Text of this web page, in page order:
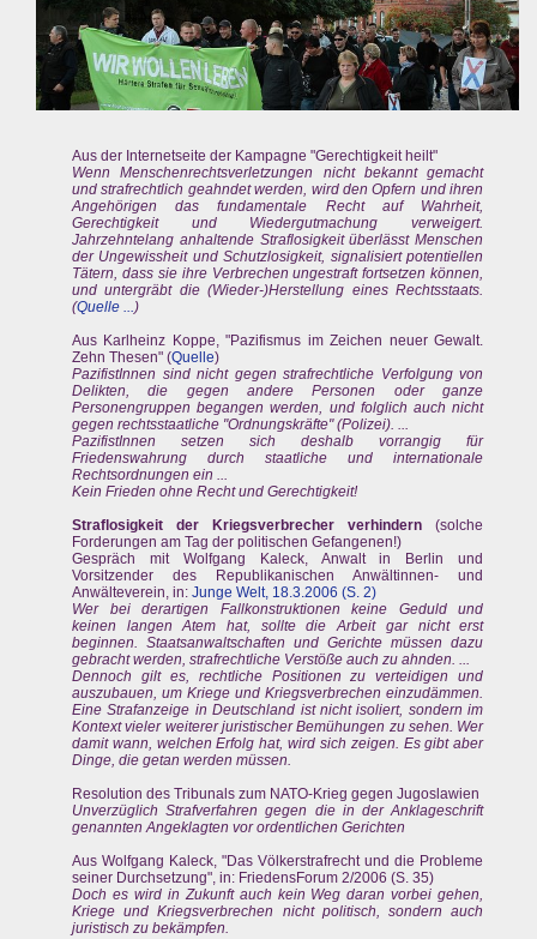
Aus der Internetseite der Kampagne "Gerechtigkeit heilt"
Wenn Menschenrechtsverletzungen nicht bekannt gemacht
und strafrechtlich geahndet werden, wird den Opfern und ihren
Angehörigen das fundamentale Recht auf Wahrheit,
Gerechtigkeit und Wiedergutmachung verweigert.
Jahrzehntelang anhaltende Straflosigkeit überlässt Menschen
der Ungewissheit und Schutzlosigkeit, signalisiert potentiellen
Tätern, dass sie ihre Verbrechen ungestraft fortsetzen können,
und untergräbt die (Wieder-)Herstellung eines Rechtsstaats.
(Quelle ...)
Aus Karlheinz Koppe, "Pazifismus im Zeichen neuer Gewalt.
Zehn Thesen" (Quelle)
PazifistInnen sind nicht gegen strafrechtliche Verfolgung von
Delikten, die gegen andere Personen oder ganze
Personengruppen begangen werden, und folglich auch nicht
gegen rechtsstaatliche "Ordnungskräfte" (Polizei). ...
PazifistInnen setzen sich deshalb vorrangig für
Friedenswahrung durch staatliche und internationale
Rechtsordnungen ein ...
Kein Frieden ohne Recht und Gerechtigkeit!
Straflosigkeit der Kriegsverbrecher verhindern (solche
Forderungen am Tag der politischen Gefangenen!)
Gespräch mit Wolfgang Kaleck, Anwalt in Berlin und
Vorsitzender des Republikanischen Anwältinnen- und
Anwälteverein, in: Junge Welt, 18.3.2006 (S. 2)
Wer bei derartigen Fallkonstruktionen keine Geduld und
keinen langen Atem hat, sollte die Arbeit gar nicht erst
beginnen. Staatsanwaltschaften und Gerichte müssen dazu
gebracht werden, strafrechtliche Verstöße auch zu ahnden. ...
Dennoch gilt es, rechtliche Positionen zu verteidigen und
auszubauen, um Kriege und Kriegsverbrechen einzudämmen.
Eine Strafanzeige in Deutschland ist nicht isoliert, sondern im
Kontext vieler weiterer juristischer Bemühungen zu sehen. Wer
damit wann, welchen Erfolg hat, wird sich zeigen. Es gibt aber
Dinge, die getan werden müssen.
Resolution des Tribunals zum NATO-Krieg gegen Jugoslawien
Unverzüglich Strafverfahren gegen die in der Anklageschrift
genannten Angeklagten vor ordentlichen Gerichten
Aus Wolfgang Kaleck, "Das Völkerstrafrecht und die Probleme
seiner Durchsetzung", in: FriedensForum 2/2006 (S. 35)
Doch es wird in Zukunft auch kein Weg daran vorbei gehen,
Kriege und Kriegsverbrechen nicht politisch, sondern auch
juristisch zu bekämpfen.